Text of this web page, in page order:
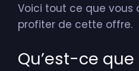
Voici tout ce que vous
profiter de cette offre.
Qu’est-ce que